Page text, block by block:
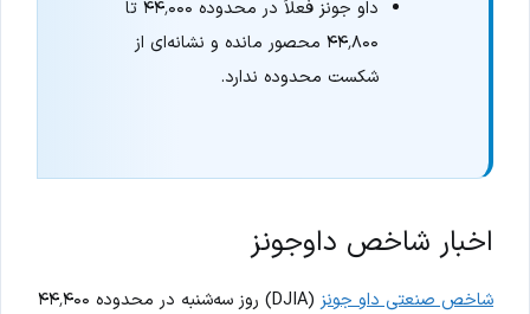
داو جونز فعلاً در محدوده ۴۴٬۰۰۰ تا
۴۴٬۸۰۰ محصور مانده و نشانه‌ای از
شکست محدوده ندارد.
اخبار شاخص داوجونز
شاخص صنعتی داو جونز
(DJIA) روز سه‌شنبه در محدوده ۴۴٬۴۰۰